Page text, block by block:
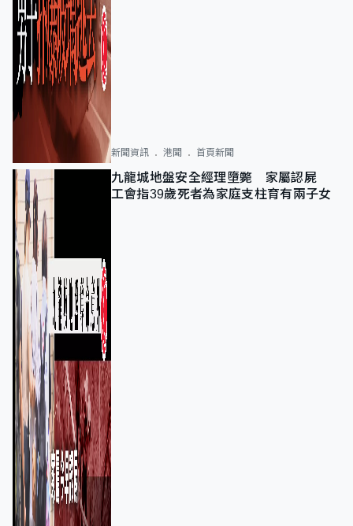
新聞資訊 港聞 首頁新聞
九龍城地盤安全經理墮斃 家屬認屍
工會指39歲死者為家庭支柱育有兩子女